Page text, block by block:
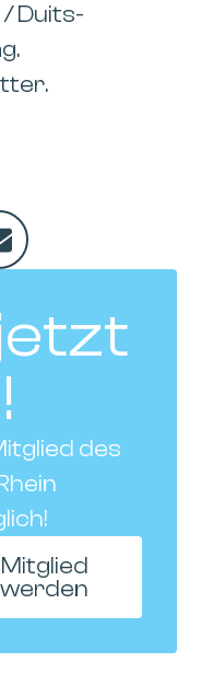
Duits-
des
Mitglied
werden